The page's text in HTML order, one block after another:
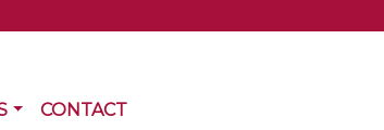
CONTACT(CURRENT)